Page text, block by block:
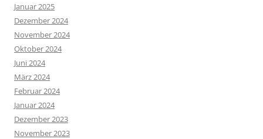
Januar 2025
Dezember 2024
November 2024
Oktober 2024
Juni 2024
März 2024
Februar 2024
Januar 2024
Dezember 2023
November 2023